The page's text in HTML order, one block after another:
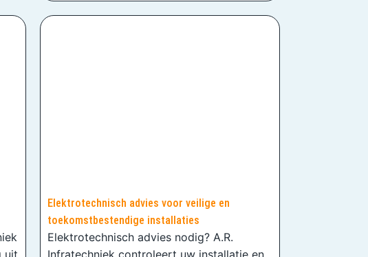
Elektrotechnisch advies voor veilige en
toekomstbestendige installaties
Elektrotechnisch advies nodig? A.R.